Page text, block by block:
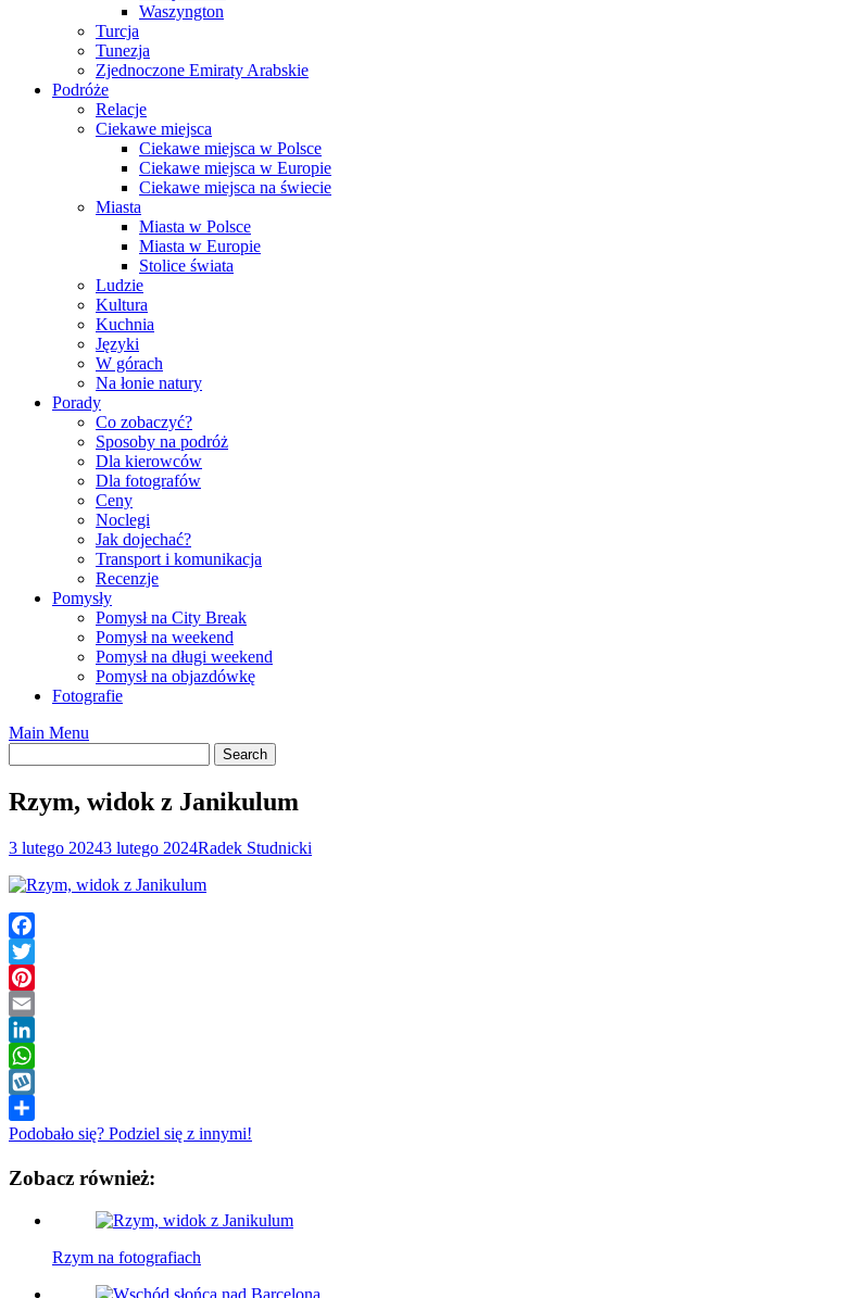
Waszyngton
Turcja
Tunezja
Zjednoczone Emiraty Arabskie
Podróże
Relacje
Ciekawe miejsca
Ciekawe miejsca w Polsce
Ciekawe miejsca w Europie
Ciekawe miejsca na świecie
Miasta
Miasta w Polsce
Miasta w Europie
Stolice świata
Ludzie
Kultura
Kuchnia
Języki
W górach
Na łonie natury
Porady
Co zobaczyć?
Sposoby na podróż
Dla kierowców
Dla fotografów
Ceny
Noclegi
Jak dojechać?
Transport i komunikacja
Recenzje
Pomysły
Pomysł na City Break
Pomysł na weekend
Pomysł na długi weekend
Pomysł na objazdówkę
Fotografie
Main Menu
Rzym, widok z Janikulum
3 lutego 20243 lutego 2024Radek Studnicki
Facebook
Twitter
Pinterest
Email
LinkedIn
WhatsApp
Wykop
Podobało się? Podziel się z innymi!
Zobacz również:
Rzym na fotografiach